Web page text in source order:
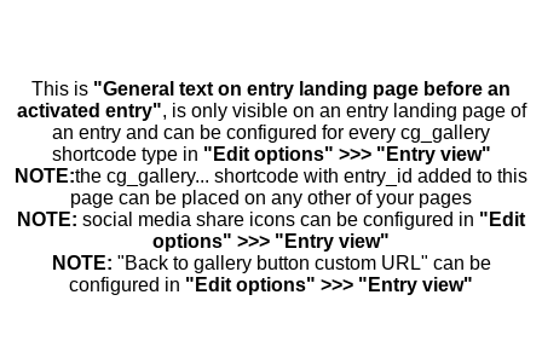
This is "General text on entry landing page before an
activated entry", is only visible on an entry landing page of
an entry and can be configured for every cg_gallery
shortcode type in "Edit options" >>> "Entry view"
NOTE:the cg_gallery... shortcode with entry_id added to this
page can be placed on any other of your pages
NOTE: social media share icons can be configured in "Edit
options" >>> "Entry view"
NOTE: "Back to gallery button custom URL" can be
configured in "Edit options" >>> "Entry view"